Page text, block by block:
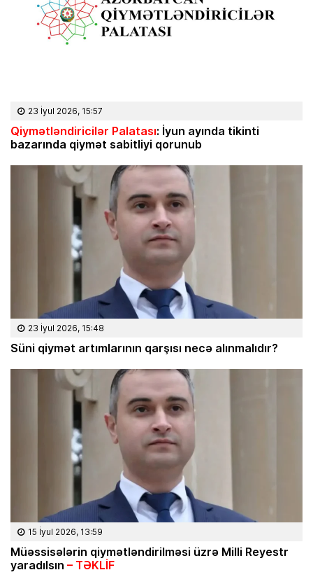
23 İyul 2026, 15:57
Qiymətləndiricilər Palatası: İyun ayında tikinti
bazarında qiymət sabitliyi qorunub
23 İyul 2026, 15:48
Süni qiymət artımlarının qarşısı necə alınmalıdır?
15 İyul 2026, 13:59
Müəssisələrin qiymətləndirilməsi üzrə Milli Reyestr
yaradılsın – TƏKLİF